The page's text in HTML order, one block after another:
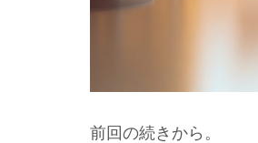
前回の続きから。